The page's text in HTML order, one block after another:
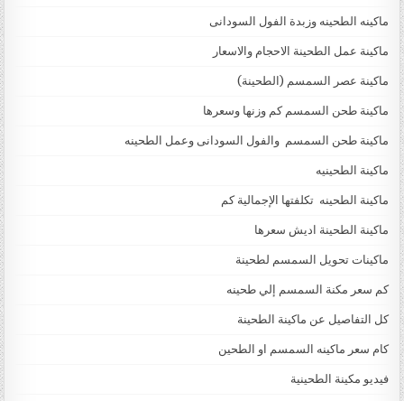
ماكينه الطحينه وزبدة الفول السودانى
ماكينة عمل الطحينة الاحجام والاسعار
ماكينة عصر السمسم (الطحينة)
ماكينة طحن السمسم كم وزنها وسعرها
ماكينة طحن السمسم والفول السودانى وعمل الطحينه
ماكينة الطحينيه
ماكينة الطحينه تكلفتها الإجمالية كم
ماكينة الطحينة اديش سعرها
ماكينات تحويل السمسم لطحينة
كم سعر مكنة السمسم إلي طحينه
كل التفاصيل عن ماكينة الطحينة
كام سعر ماكينه السمسم او الطحين
فيديو مكينة الطحينية